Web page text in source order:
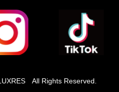
All Rights Reserved.